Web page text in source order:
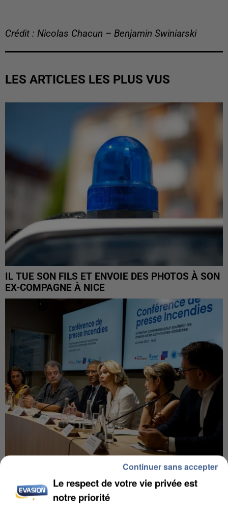
Crédit : Nicolas Chacun – Benjamin Swiniarski
LES ARTICLES LES PLUS VUS
IL TUE SON FILS ET ENVOIE DES PHOTOS À SON
EX-COMPAGNE À NICE
INCENDIES : L’ÎLE-DE-FRANCE LANCE UN ÉLAN
DE SOLIDARITÉ AVEC LES...
Le respect de votre vie privée est
notre priorité
Continuer sans accepter